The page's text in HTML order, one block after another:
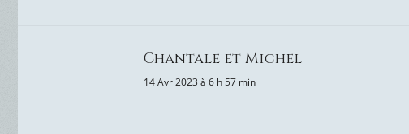
Chantale et Michel
14 Avr 2023 à 6 h 57 min